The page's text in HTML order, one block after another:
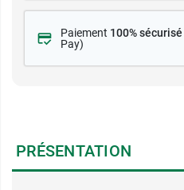
Paiement 100% sécurisé
Pay)
PRÉSENTATION